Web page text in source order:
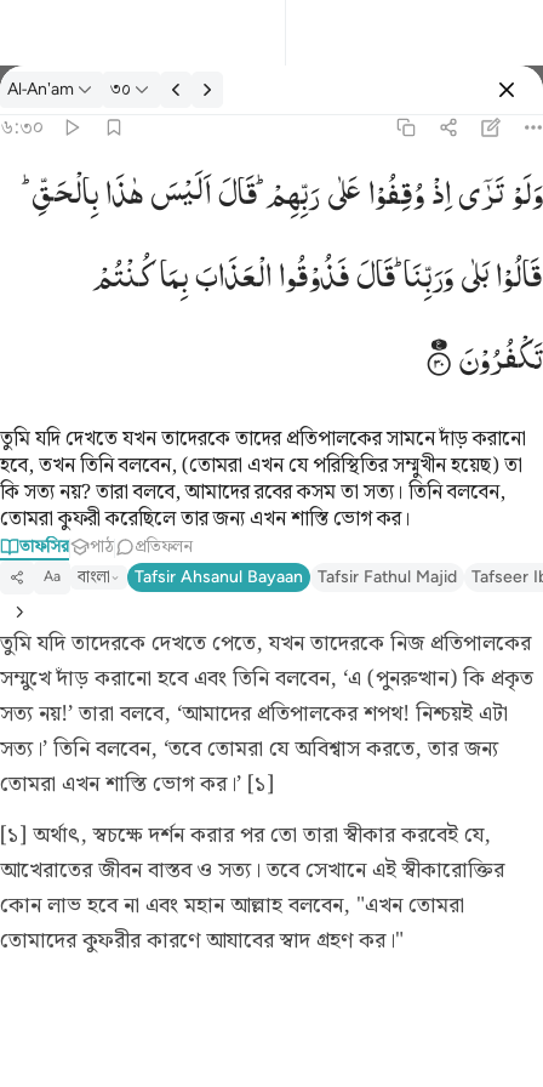
তাফসির: Al-An'am ৬:৩০
Al-An'am ৩০
৬:৩০
هاذا بالحق قالوا بلى وربنا قال فذوقوا العذاب بما كنتم تكفرون ٣٠
قَالُوا۟ بَلَىٰ وَرَبِّنَا ۚ قَالَ فَذُوقُوا۟ ٱلْعَذَابَ بِمَا كُنتُمْ تَكْفُرُونَ ٣٠وَلَوْتَرٰۤیاِذْوُقِفُوْاعَلٰیرَبِّهِمْ ؕقَالَاَلَیْسَهٰذَابِالْحَقِّ ؕ
قَالُوْابَلٰیوَرَبِّنَا ؕقَالَفَذُوْقُواالْعَذَابَبِمَاكُنْتُمْ
تَكْفُرُوْنَ
তুমি যদি দেখতে যখন তাদেরকে তাদের প্রতিপালকের সামনে দাঁড় করানো
হবে, তখন তিনি বলবেন, (তোমরা এখন যে পরিস্থিতির সম্মুখীন হয়েছ) তা
কি সত্য নয়? তারা বলবে, আমাদের রবের কসম তা সত্য। তিনি বলবেন,
তোমরা কুফরী করেছিলে তার জন্য এখন শাস্তি ভোগ কর।
তাফসির পাঠ প্রতিফলন
Aa বাংলা Tafsir Ahsanul Bayaan Tafsir Fathul Majid Tafseer
তুমি যদি তাদেরকে দেখতে পেতে, যখন তাদেরকে নিজ প্রতিপালকের
সম্মুখে দাঁড় করানো হবে এবং তিনি বলবেন, ‘এ (পুনরুত্থান) কি প্রকৃত
সত্য নয়!’ তারা বলবে, ‘আমাদের প্রতিপালকের শপথ! নিশ্চয়ই এটা
সত্য।’ তিনি বলবেন, ‘তবে তোমরা যে অবিশ্বাস করতে, তার জন্য
তোমরা এখন শাস্তি ভোগ কর।’ [১]
[১] অর্থাৎ, স্বচক্ষে দর্শন করার পর তো তারা স্বীকার করবেই যে,
আখেরাতের জীবন বাস্তব ও সত্য। তবে সেখানে এই স্বীকারোক্তির
কোন লাভ হবে না এবং মহান আল্লাহ বলবেন, "এখন তোমরা
তোমাদের কুফরীর কারণে আযাবের স্বাদ গ্রহণ কর।"